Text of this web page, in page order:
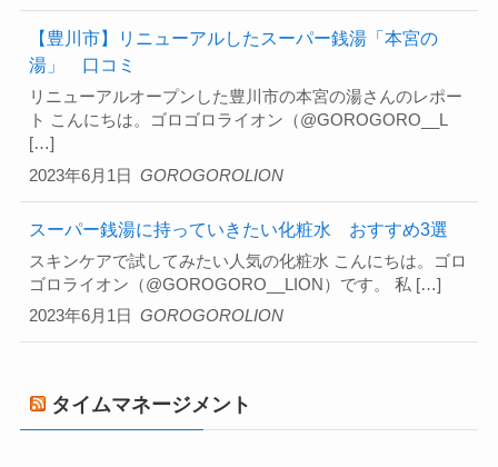
【豊川市】リニューアルしたスーパー銭湯「本宮の
湯」 口コミ
2023年6月1日
リニューアルオープンした豊川市の本宮の湯さんのレポー
ト こんにちは。ゴロゴロライオン（@GOROGORO__L
[…]
GOROGOROLION
スーパー銭湯に持っていきたい化粧水 おすすめ3選
2023年6月1日
スキンケアで試してみたい人気の化粧水 こんにちは。ゴロ
ゴロライオン（@GOROGORO__LION）です。 私 […]
GOROGOROLION
タイムマネージメント